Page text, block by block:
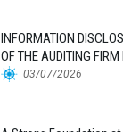
INFORMATION
OF THE AUDITING
FINANCIAL STATEMENTS
03/07/2026